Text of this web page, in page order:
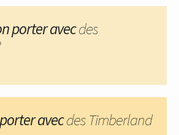
porter avecdes
avecdes Timberland